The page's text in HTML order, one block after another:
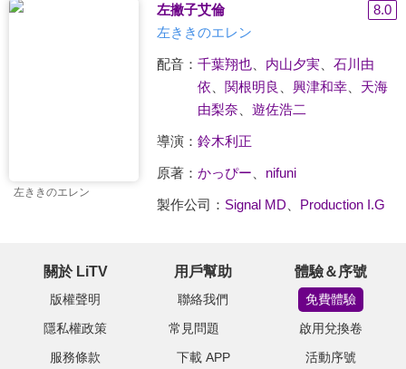
左ききのエレン
左撇子艾倫
8.0
左ききのエレン
配音： 千葉翔也、 内山夕実、 石川由
依
関根明良 興津和幸、 天海
由梨奈
遊佐浩二
導演： 鈴木利正
原著： かっぴー nifuni
製作公司： Signal MD Production I.G
關於 LiTV
版權聲明
隱私權政策
服務條款
用戶幫助
聯絡我們
常見問題
下載 APP
體驗＆序號
免費體驗
啟用兌換卷
活動序號